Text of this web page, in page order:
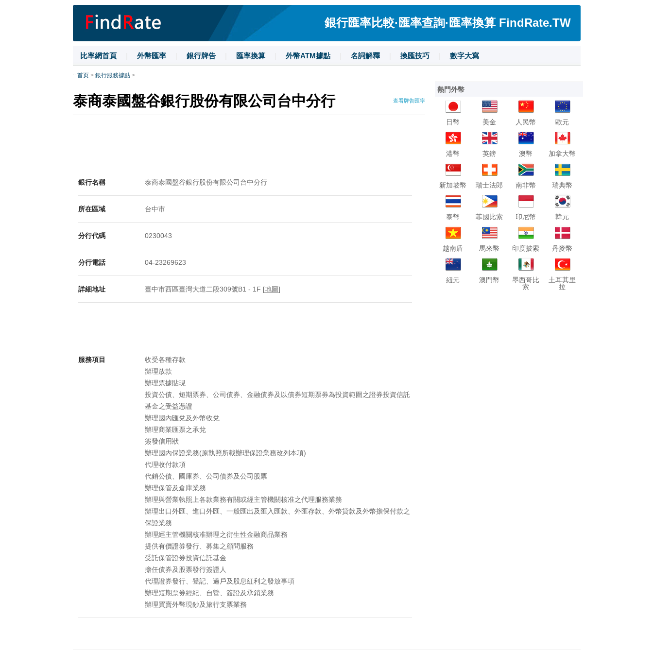
銀行匯率比較·匯率查詢·匯率換算 FindRate.TW
比率網首頁 外幣匯率 銀行牌告 匯率換算 外幣ATM據點 名詞解釋 換匯技巧 數字大寫
:: 首页> 銀行服務據點>
泰商泰國盤谷銀行股份有限公司台中分行 查看牌告匯率
銀行名稱 泰商泰國盤谷銀行股份有限公司台中分行
所在區域 台中市
分行代碼 0230043
分行電話 04-23269623
詳細地址 臺中市西區臺灣大道二段309號B1 - 1F [地圖]
服務項目
收受各種存款
辦理放款
辦理票據貼現
投資公債、短期票券、公司債券、金融債券及以債券短期票券為投資範圍之證券投資信託
基金之受益憑證
辦理國內匯兌及外幣收兌
辦理商業匯票之承兌
簽發信用狀
辦理國內保證業務(原執照所載辦理保證業務改列本項)
代理收付款項
代銷公債、國庫券、公司債券及公司股票
辦理保管及倉庫業務
辦理與營業執照上各款業務有關或經主管機關核准之代理服務業務
辦理出口外匯、進口外匯、一般匯出及匯入匯款、外匯存款、外幣貸款及外幣擔保付款之
保證業務
辦理經主管機關核准辦理之衍生性金融商品業務
提供有價證券發行、募集之顧問服務
受託保管證券投資信託基金
擔任債券及股票發行簽證人
代理證券發行、登記、過戶及股息紅利之發放事項
辦理短期票券經紀、自營、簽證及承銷業務
辦理買賣外幣現鈔及旅行支票業務
熱門外幣
日幣 美金 人民幣 歐元
港幣 英鎊 澳幣 加拿大幣
新加坡幣 瑞士法郎 南非幣 瑞典幣
泰幣 菲國比索 印尼幣 韓元
越南盾 馬來幣 印度披索 丹麥幣
紐元 澳門幣
墨西哥比
索
土耳其里
拉